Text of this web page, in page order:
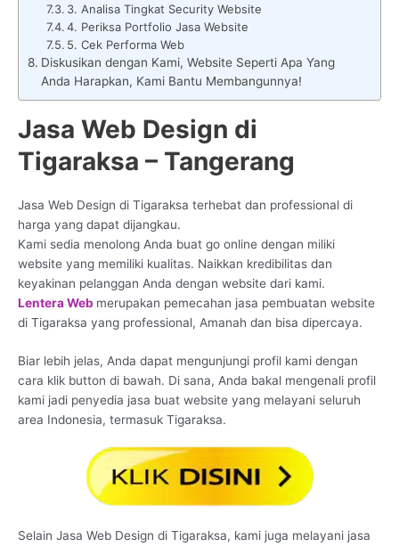
3. Analisa Tingkat Security Website
4. Periksa Portfolio Jasa Website
5. Cek Performa Web
Diskusikan dengan Kami, Website Seperti Apa Yang
Anda Harapkan, Kami Bantu Membangunnya!
Jasa Web Design di
Tigaraksa – Tangerang
Jasa Web Design di Tigaraksa terhebat dan professional di
harga yang dapat dijangkau.
Kami sedia menolong Anda buat go online dengan miliki
website yang memiliki kualitas. Naikkan kredibilitas dan
keyakinan pelanggan Anda dengan website dari kami.
Lentera Web merupakan pemecahan jasa pembuatan website
di Tigaraksa yang professional, Amanah dan bisa dipercaya.
Biar lebih jelas, Anda dapat mengunjungi profil kami dengan
cara klik button di bawah. Di sana, Anda bakal mengenali profil
kami jadi penyedia jasa buat website yang melayani seluruh
area Indonesia, termasuk Tigaraksa.
Selain Jasa Web Design di Tigaraksa, kami juga melayani jasa